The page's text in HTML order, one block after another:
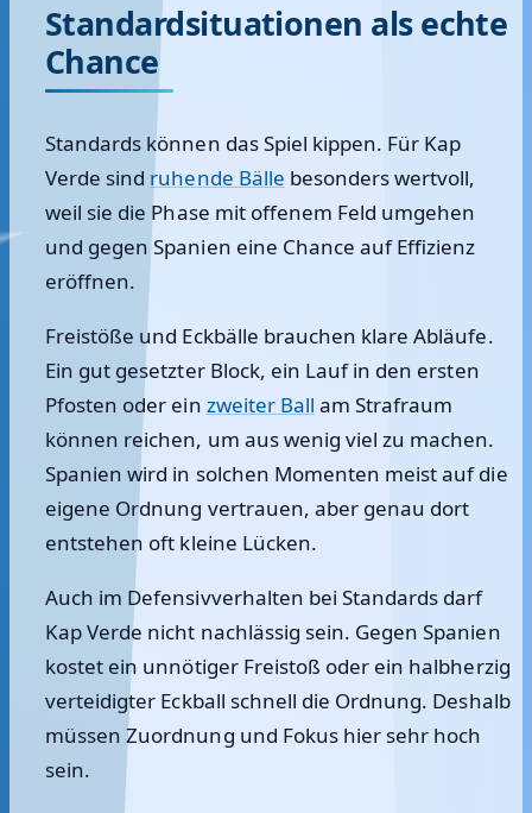
Standardsituationen als echte
Chance
Standards können das Spiel kippen. Für Kap
Verde sind ruhende Bälle besonders wertvoll,
weil sie die Phase mit offenem Feld umgehen
und gegen Spanien eine Chance auf Effizienz
eröffnen.
Freistöße und Eckbälle brauchen klare Abläufe.
Ein gut gesetzter Block, ein Lauf in den ersten
Pfosten oder ein zweiter Ball am Strafraum
können reichen, um aus wenig viel zu machen.
Spanien wird in solchen Momenten meist auf die
eigene Ordnung vertrauen, aber genau dort
entstehen oft kleine Lücken.
Auch im Defensivverhalten bei Standards darf
Kap Verde nicht nachlässig sein. Gegen Spanien
kostet ein unnötiger Freistoß oder ein halbherzig
verteidigter Eckball schnell die Ordnung. Deshalb
müssen Zuordnung und Fokus hier sehr hoch
sein.